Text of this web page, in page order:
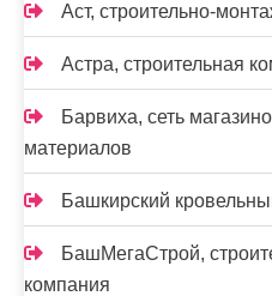
Аст, строительно-
Астра, строительная
Барвиха, сеть
материалов
Башкирский
БашМегаСтрой,
компания